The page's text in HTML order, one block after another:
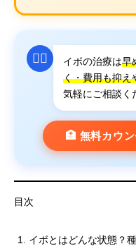
👩‍⚕️ イボの治療は早
く・費用も抑え
気軽にご相談く
🏥 無料カウ
目次
イボとはどんな状態？